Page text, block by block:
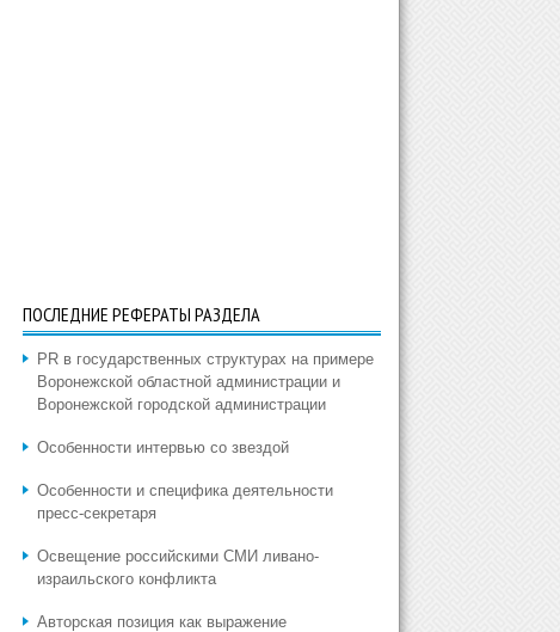
ПОСЛЕДНИЕ РЕФЕРАТЫ РАЗДЕЛА
PR в государственных структурах на примере
Воронежской областной администрации и
Воронежской городской администрации
Особенности интервью со звездой
Особенности и специфика деятельности
пресс-секретаря
Освещение российскими СМИ ливано-
израильского конфликта
Авторская позиция как выражение